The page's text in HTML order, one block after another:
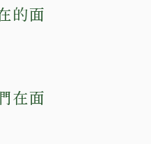
的面
在面